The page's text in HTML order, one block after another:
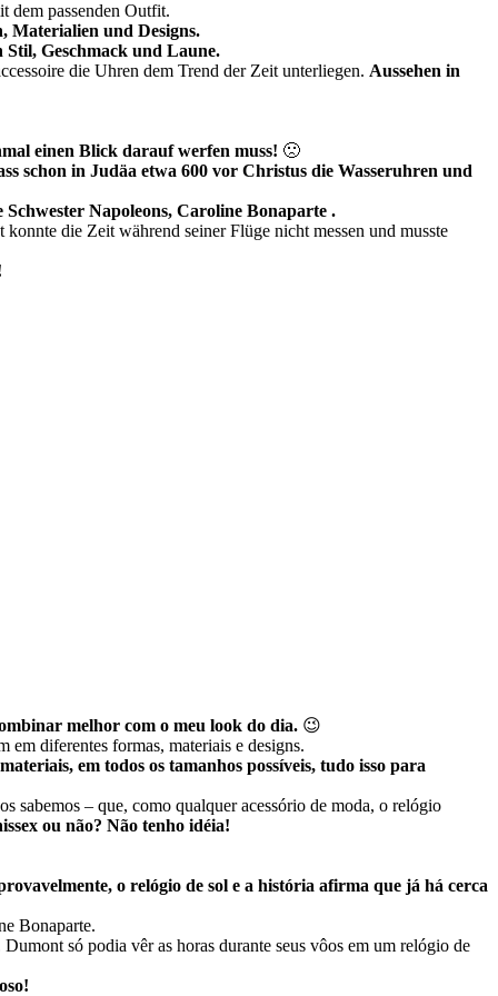
dem passenden Outfit.
Materialien und Designs.
Geschmack und Laune.
die Uhren dem Trend der Zeit unterliegen. Aussehen in
einen Blick darauf werfen muss! 🙁
schon in Judäa etwa 600 vor Christus die Wasseruhren und
Napoleons, Caroline Bonaparte .
konnte die Zeit während seiner Flüge nicht messen und musste
melhor com o meu look do dia. 😉
em diferentes formas, materiais e designs.
em todos os tamanhos possíveis, tudo isso para
sabemos – que, como qualquer acessório de moda, o relógio
ou não? Não tenho idéia!
o relógio de sol e a história afirma que já há cerca
Bonaparte.
só podia vêr as horas durante seus vôos em um relógio de